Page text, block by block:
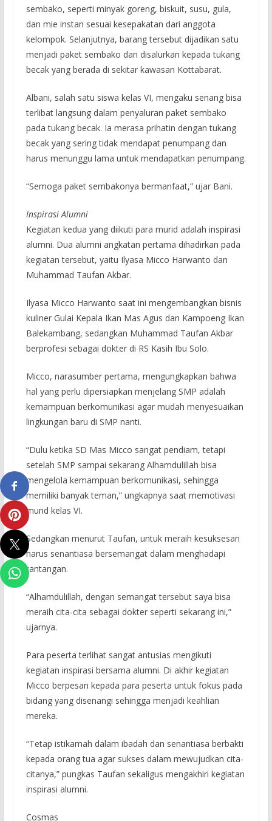
sembako, seperti minyak goreng, biskuit, susu, gula,
dan mie instan sesuai kesepakatan dari anggota
kelompok. Selanjutnya, barang tersebut dijadikan satu
menjadi paket sembako dan disalurkan kepada tukang
becak yang berada di sekitar kawasan Kottabarat.
Albani, salah satu siswa kelas VI, mengaku senang bisa
terlibat langsung dalam penyaluran paket sembako
pada tukang becak. Ia merasa prihatin dengan tukang
becak yang sering tidak mendapat penumpang dan
harus menunggu lama untuk mendapatkan penumpang.
“Semoga paket sembakonya bermanfaat,” ujar Bani.
Inspirasi Alumni
Kegiatan kedua yang diikuti para murid adalah inspirasi
alumni. Dua alumni angkatan pertama dihadirkan pada
kegiatan tersebut, yaitu Ilyasa Micco Harwanto dan
Muhammad Taufan Akbar.
Ilyasa Micco Harwanto saat ini mengembangkan bisnis
kuliner Gulai Kepala Ikan Mas Agus dan Kampoeng Ikan
Balekambang, sedangkan Muhammad Taufan Akbar
berprofesi sebagai dokter di RS Kasih Ibu Solo.
Micco, narasumber pertama, mengungkapkan bahwa
hal yang perlu dipersiapkan menjelang SMP adalah
kemampuan berkomunikasi agar mudah menyesuaikan
lingkungan baru di SMP nanti.
“Dulu ketika SD Mas Micco sangat pendiam, tetapi
setelah SMP sampai sekarang Alhamdulillah bisa
mengelola kemampuan berkomunikasi, sehingga
memiliki banyak teman,” ungkapnya saat memotivasi
murid kelas VI.
Sedangkan menurut Taufan, untuk meraih kesuksesan
harus senantiasa bersemangat dalam menghadapi
tantangan.
“Alhamdulillah, dengan semangat tersebut saya bisa
meraih cita-cita sebagai dokter seperti sekarang ini,”
ujarnya.
Para peserta terlihat sangat antusias mengikuti
kegiatan inspirasi bersama alumni. Di akhir kegiatan
Micco berpesan kepada para peserta untuk fokus pada
bidang yang disenangi sehingga menjadi keahlian
mereka.
“Tetap istikamah dalam ibadah dan senantiasa berbakti
kepada orang tua agar sukses dalam mewujudkan cita-
citanya,” pungkas Taufan sekaligus mengakhiri kegiatan
inspirasi alumni.
Cosmas